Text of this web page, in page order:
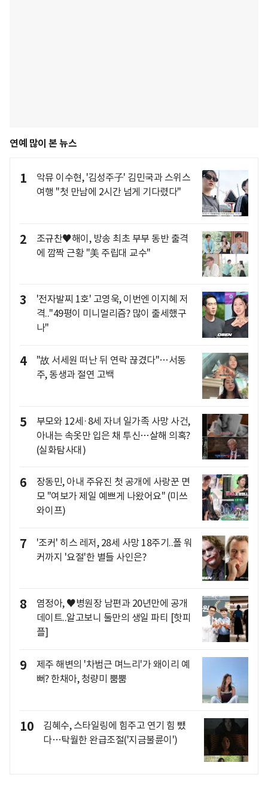
연예 많이 본 뉴스
1
악뮤 이수현, '김성주子' 김민국과 스위스
여행 "첫 만남에 2시간 넘게 기다렸다"
2
조규찬♥해이, 방송 최초 부부 동반 출격
에 깜짝 근황 "美 주립대 교수"
3
'전자발찌 1호' 고영욱, 이번엔 이지혜 저
격.."49평이 미니멀리즘? 많이 출세했구
나"
4
"故 서세원 떠난 뒤 연락 끊겼다"…서동
주, 동생과 절연 고백
5
부모와 12세·8세 자녀 일가족 사망 사건,
아내는 속옷만 입은 채 투신…살해 의혹?
(실화탐사대)
6
장동민, 아내 주유진 첫 공개에 사랑꾼 면
모 "여보가 제일 예쁘게 나왔어요" (미쓰
와이프)
7
'조커' 히스 레저, 28세 사망 18주기..폴 워
커까지 '요절'한 별들 사인은?
8
염정아, ♥병원장 남편과 20년만에 공개
데이트..알고보니 둘만의 생일 파티 [핫피
플]
9
제주 해변의 '차범근 며느리'가 왜이리 예
뻐? 한채아, 청량미 뿜뿜
10
김혜수, 스타일링에 힘주고 연기 힘 뺐
다…탁월한 완급조절('지금불륜이')